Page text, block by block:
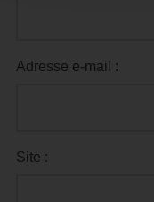
Adresse e-mail :
Site :